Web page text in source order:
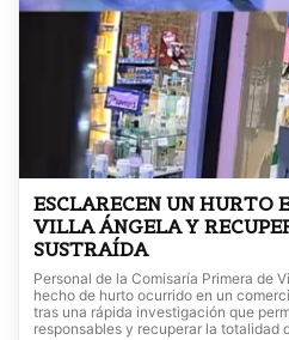
ESCLARECEN UN HURTO
VILLA ÁNGELA Y
SUSTRAÍDA
Personal de la Comisaría Primera de
hecho de hurto ocurrido en un
tras una rápida investigación que
responsables y recuperar la totalidad